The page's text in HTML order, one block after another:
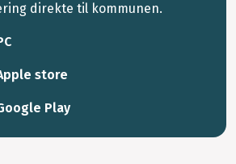
direkte til kommunen.
store
Play